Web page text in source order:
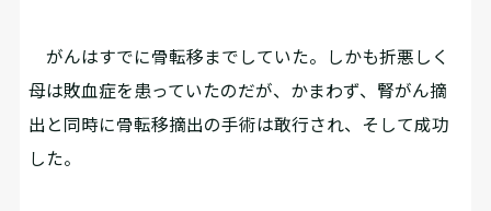
がんはすでに骨転移までしていた。しかも折悪しく
母は敗血症を患っていたのだが、かまわず、腎がん摘
出と同時に骨転移摘出の手術は敢行され、そして成功
した。